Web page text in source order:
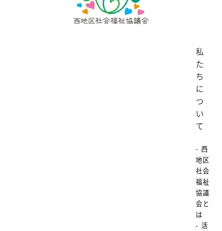
私
た
ち
に
つ
い
て
- 西
地区
社会
福祉
協議
会と
は
- 活